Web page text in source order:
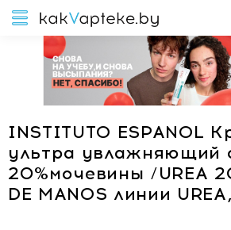
INSTITUTO ESPANOL
ультра увлажняющий
20%мочевины /UREA
DE MANOS линии